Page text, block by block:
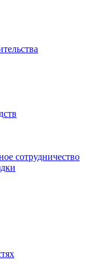
сотрудничество